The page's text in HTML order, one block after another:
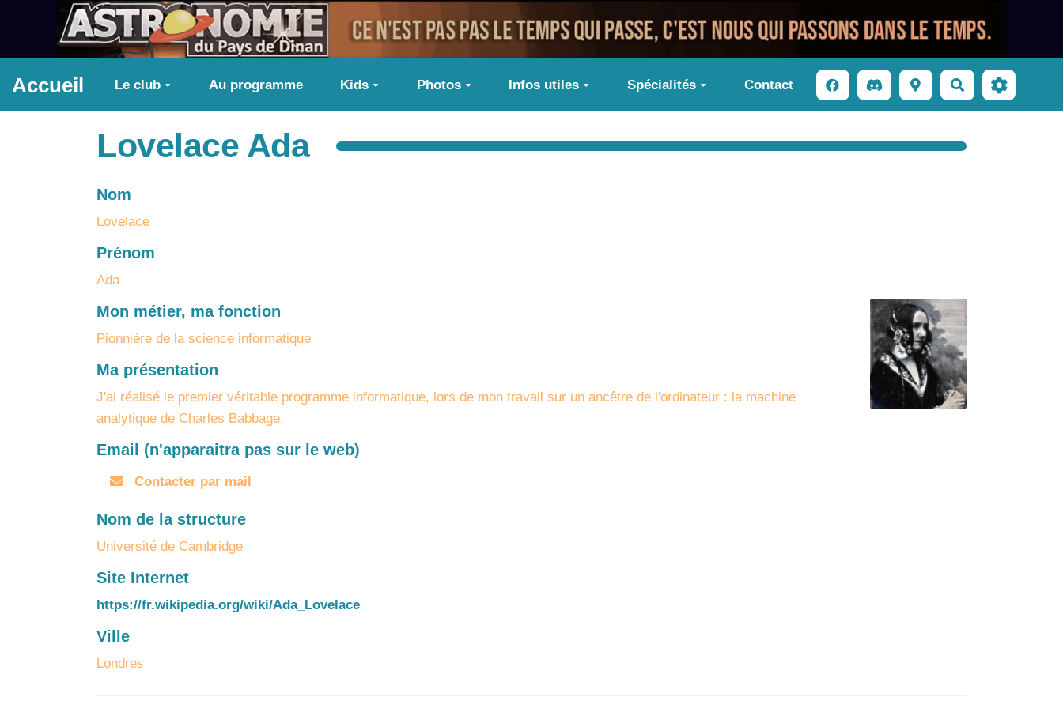
Aller au contenu principal
Accueil Le club Au programme Kids Photos Infos utiles Spécialités Contact Rechercher
Lovelace Ada
Nom
Lovelace
Prénom
Ada
Mon métier, ma fonction
Pionnière de la science informatique
Ma présentation
J'ai réalisé le premier véritable programme informatique, lors de mon travail sur un ancêtre de l'ordinateur : la machine
analytique de Charles Babbage.
Email (n'apparaitra pas sur le web)
Contacter par mail
Nom de la structure
Université de Cambridge
Site Internet
https://fr.wikipedia.org/wiki/Ada_Lovelace
Ville
Londres